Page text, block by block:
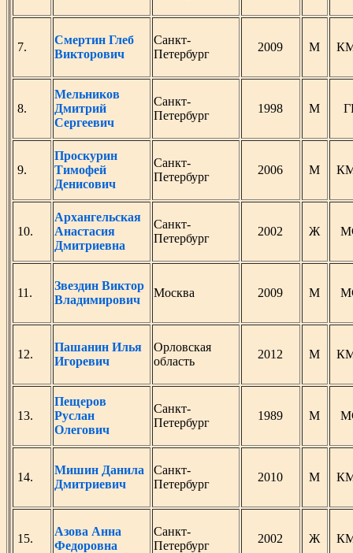
7.
Смертин Глеб
Викторович
Санкт-
Петербург
2009 М
8.
Мельников
Дмитрий
Сергеевич
Санкт-
Петербург
1998 М
9.
Проскурин
Тимофей
Денисович
Санкт-
Петербург
2006 М
10.
Архангельская
Анастасия
Дмитриевна
Санкт-
Петербург
2002 Ж
11.
Звездин Виктор
Владимирович
Москва 2009 М
12.
Пашанин Илья
Игоревич
Орловская
область
2012 М
13.
Пещеров
Руслан
Олегович
Санкт-
Петербург
1989 М
14.
Мишин Данила
Дмитриевич
Санкт-
Петербург
2010 М
15.
Азова Анна
Федоровна
Санкт-
Петербург
2002 Ж